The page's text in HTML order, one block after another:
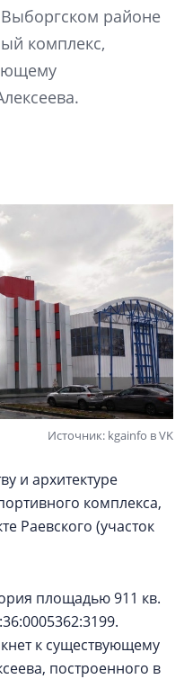
Выборгском районе
комплекс,
Источник: kgainfo в VK
и архитектуре
комплекса,
Раевского (участок
площадью 911 кв.
к существующему
построенного в